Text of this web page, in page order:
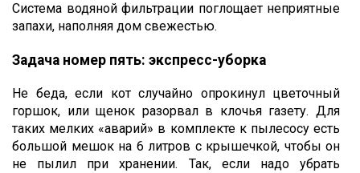
Система водяной фильтрации поглощает неприятные
запахи, наполняя дом свежестью.
Задача номер пять: экспресс-уборка
Не беда, если кот случайно опрокинул цветочный
горшок, или щенок разорвал в клочья газету. Для
таких мелких «аварий» в комплекте к пылесосу есть
большой мешок на 6 литров с крышечкой, чтобы он
не пылил при хранении. Так, если надо убрать